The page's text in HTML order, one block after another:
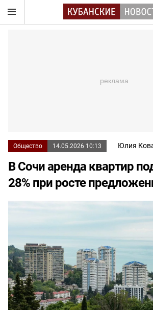
Общество 14.05.2026 10:13 Юлия
В Сочи аренда квартир
28% при росте